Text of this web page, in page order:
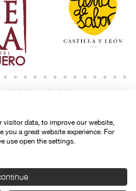
visitor data, to improve our website,
a great website experience. For
use open the settings.